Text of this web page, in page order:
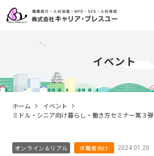
求職者のみなさまへ
企業のみなさまへ
イベント
ホーム
イベント
ミドル・シニア向け暮らし・働き方セミナー第３弾
オンライン＆リアル 求職者向け 2024.01.20